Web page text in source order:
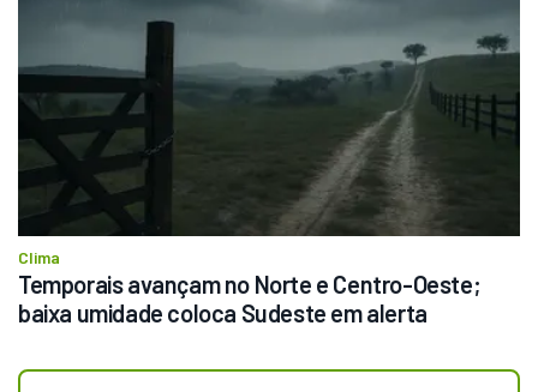
Clima
Temporais avançam no Norte e Centro-Oeste;
baixa umidade coloca Sudeste em alerta